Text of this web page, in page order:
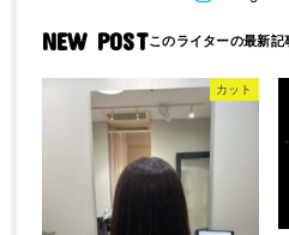
NEW POST
カット